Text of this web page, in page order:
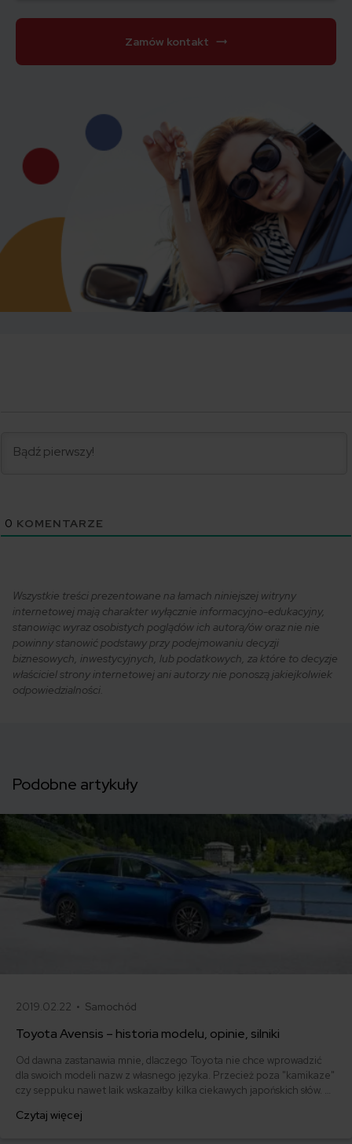
Zamów kontakt
0 KOMENTARZE
Wszystkie treści prezentowane na łamach niniejszej witryny
internetowej mają charakter wyłącznie informacyjno-edukacyjny,
stanowiąc wyraz osobistych poglądów ich autora/ów oraz nie nie
powinny stanowić podstawy przy podejmowaniu decyzji
biznesowych, inwestycyjnych, lub podatkowych, za które to decyzje
właściciel strony internetowej ani autorzy nie ponoszą jakiejkolwiek
odpowiedzialności.
Podobne artykuły
2019.02.22 • Samochód
Toyota Avensis – historia modelu, opinie, silniki
Od dawna zastanawia mnie, dlaczego Toyota nie chce wprowadzić
dla swoich modeli nazw z własnego języka. Przecież poza "kamikaze"
czy seppuku nawet laik wskazałby kilka ciekawych japońskich słów. A
innych języków. Dla przykładu Avensis pochodzi z francuskiego , że
Czytaj więcej